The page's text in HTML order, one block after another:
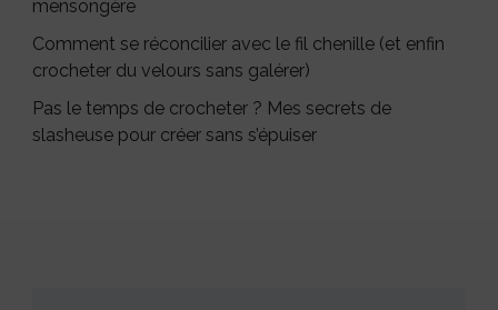
mensongère
Comment se réconcilier avec le fil chenille (et enfin
crocheter du velours sans galérer)
Pas le temps de crocheter ? Mes secrets de
slasheuse pour créer sans s’épuiser